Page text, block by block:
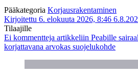
Pääkategoria Korjausrakentaminen
Kirjoitettu 6. elokuuta 2026, 8:46
Tilaajille
Ei kommentteja artikkeliin Peabille
korjattavana arvokas suojelukohde